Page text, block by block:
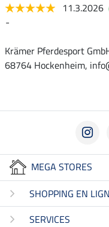
11.3.2026
-
Krämer Pferdesport
68764 Hockenheim,
MEGA STORES
SHOPPING EN
SERVICES